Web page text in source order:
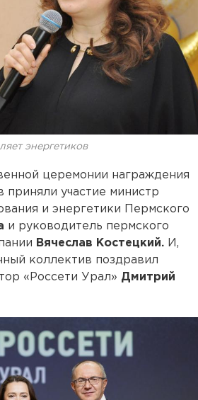
энергетиков
церемонии награждения
приняли участие министр
и энергетики Пермского
и руководитель пермского
Вячеслав Костецкий. И,
коллектив поздравил
«Россети Урал» Дмитрий